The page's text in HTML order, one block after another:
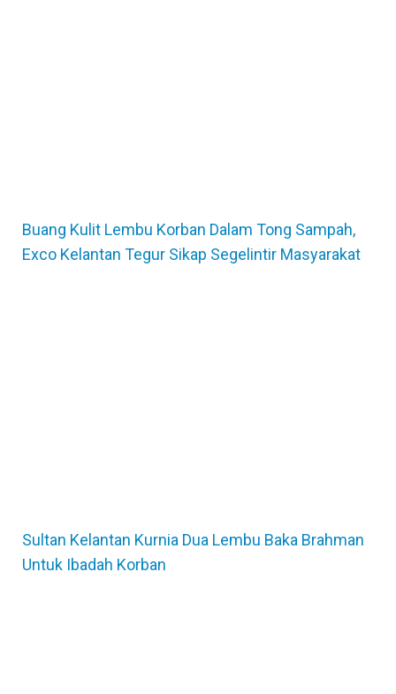
Buang Kulit Lembu Korban Dalam Tong Sampah,
Exco Kelantan Tegur Sikap Segelintir Masyarakat
Sultan Kelantan Kurnia Dua Lembu Baka Brahman
Untuk Ibadah Korban